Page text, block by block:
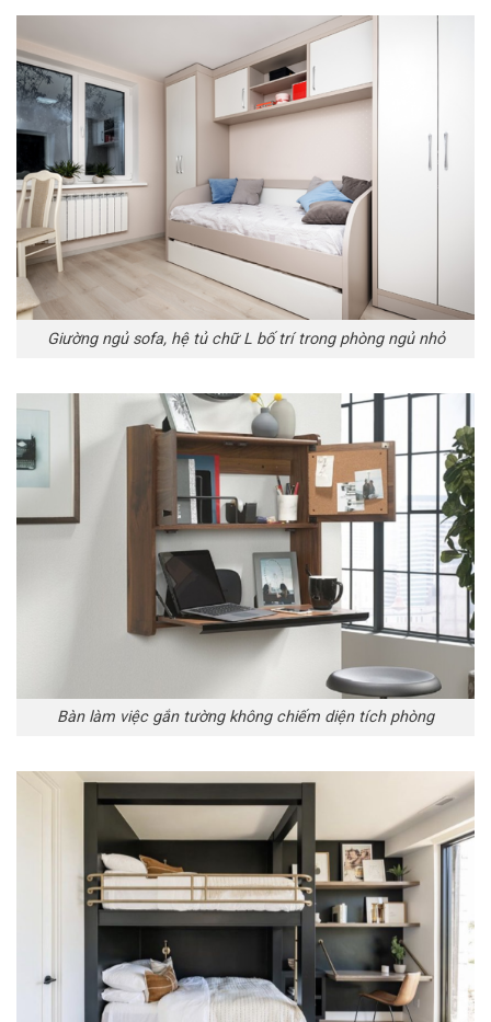
Giường ngủ sofa, hệ tủ chữ L bố trí trong phòng ngủ nhỏ
Bàn làm việc gắn tường không chiếm diện tích phòng